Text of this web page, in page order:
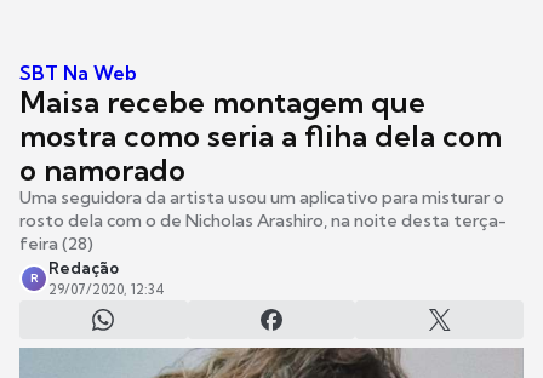
SBT Na Web
Maisa recebe montagem que
mostra como seria a fliha dela com
o namorado
Uma seguidora da artista usou um aplicativo para misturar o
rosto dela com o de Nicholas Arashiro, na noite desta terça-
feira (28)
R
Redação
29/07/2020, 12:34